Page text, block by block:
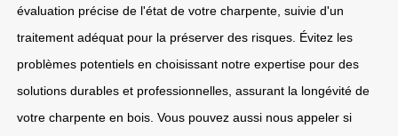
évaluation précise de l'état de votre charpente, suivie d'un
traitement adéquat pour la préserver des risques. Évitez les
problèmes potentiels en choisissant notre expertise pour des
solutions durables et professionnelles, assurant la longévité de
votre charpente en bois. Vous pouvez aussi nous appeler si